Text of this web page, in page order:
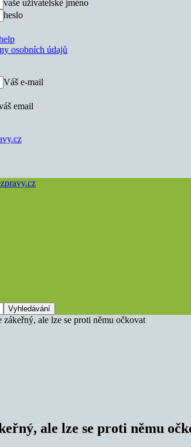
vaše uživatelské jméno
heslo
osobních údajů
Váš e-mail
email
zákeřný, ale lze se proti němu očkovat
ale lze se proti němu